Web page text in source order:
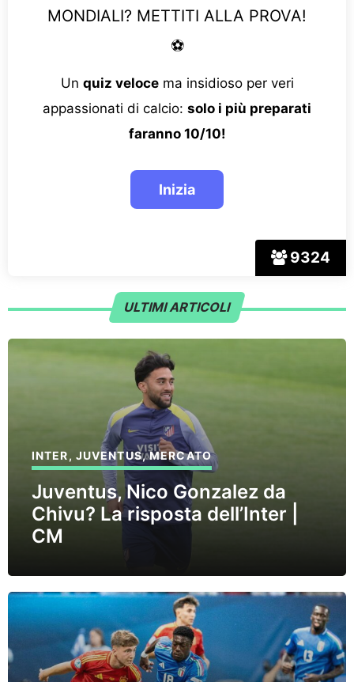
9324
MONDIALI? METTITI ALLA PROVA!
⚽
Un quiz velocema insidioso per veri
appassionati di calcio: solo i più preparati
faranno 10/10!
ULTIMI ARTICOLI
INTER, JUVENTUS,MERCATO
Juventus, Nico Gonzalez da
Chivu? La risposta dell’Inter |
CM